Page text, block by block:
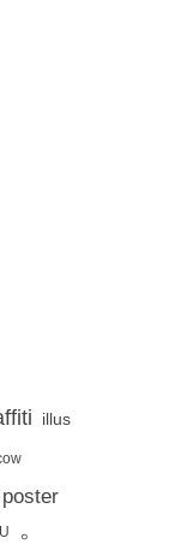
illus
poster
U 。